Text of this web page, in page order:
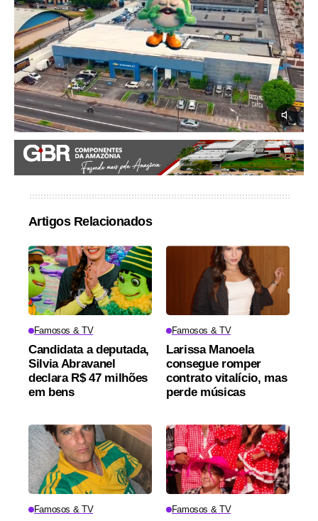
Artigos Relacionados
Famosos & TV
Candidata a deputada,
Silvia Abravanel
declara R$ 47 milhões
em bens
Famosos & TV
Larissa Manoela
consegue romper
contrato vitalício, mas
perde músicas
Famosos & TV Famosos & TV